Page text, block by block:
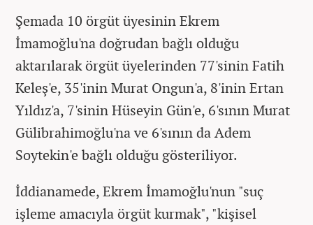
Şemada 10 örgüt üyesinin Ekrem
İmamoğlu'na doğrudan bağlı olduğu
aktarılarak örgüt üyelerinden 77'sinin Fatih
Keleş'e, 35'inin Murat Ongun'a, 8'inin Ertan
Yıldız'a, 7'sinin Hüseyin Gün'e, 6'sının Murat
Gülibrahimoğlu'na ve 6'sının da Adem
Soytekin'e bağlı olduğu gösteriliyor.
İddianamede, Ekrem İmamoğlu'nun "suç
işleme amacıyla örgüt kurmak", "kişisel